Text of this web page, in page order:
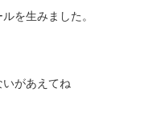
を生みました。
があえてね